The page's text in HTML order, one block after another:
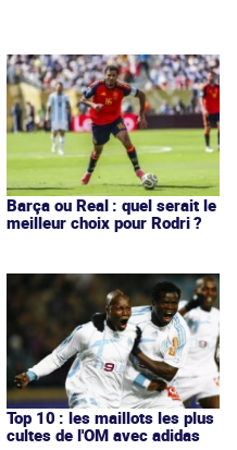
Barça ou Real : quel serait le
meilleur choix pour Rodri ?
Top 10 : les maillots les plus
cultes de l'OM avec adidas